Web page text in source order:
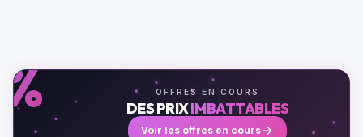
% OFFRES EN COURS
DES PRIXIMBATTABLES
Voir les offres en cours